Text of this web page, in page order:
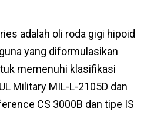
adalah oli roda gigi hipoid
yang diformulasikan
memenuhi klasifikasi
Military MIL-L-2105D dan
CS 3000B dan tipe IS